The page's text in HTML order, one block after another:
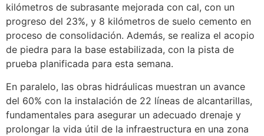
kilómetros de subrasante mejorada con cal, con un
progreso del 23%, y 8 kilómetros de suelo cemento en
proceso de consolidación. Además, se realiza el acopio
de piedra para la base estabilizada, con la pista de
prueba planificada para esta semana.
En paralelo, las obras hidráulicas muestran un avance
del 60% con la instalación de 22 líneas de alcantarillas,
fundamentales para asegurar un adecuado drenaje y
prolongar la vida útil de la infraestructura en una zona